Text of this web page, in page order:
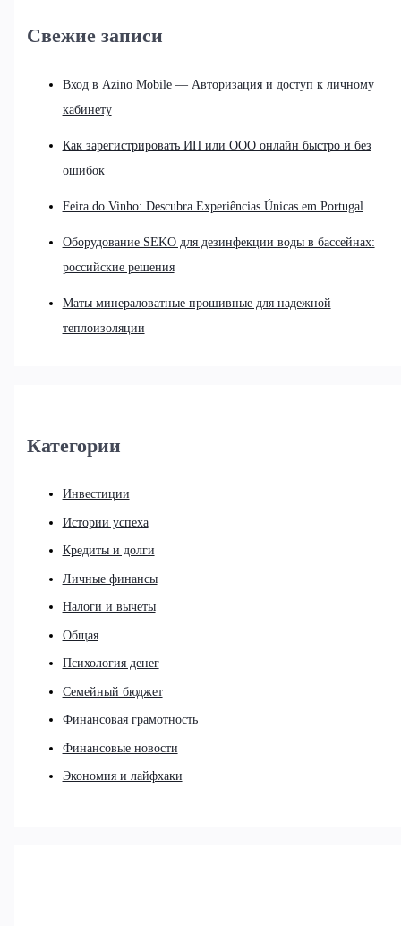
Свежие записи
Вход в Azino Mobile — Авторизация и доступ к личному
кабинету
Как зарегистрировать ИП или ООО онлайн быстро и без
ошибок
Feira do Vinho: Descubra Experiências Únicas em Portugal
Оборудование SEKO для дезинфекции воды в бассейнах:
российские решения
Маты минераловатные прошивные для надежной
теплоизоляции
Категории
Инвестиции
Истории успеха
Кредиты и долги
Личные финансы
Налоги и вычеты
Общая
Психология денег
Семейный бюджет
Финансовая грамотность
Финансовые новости
Экономия и лайфхаки